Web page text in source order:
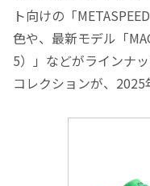
ト向けの「
色や、最新モデル「
5）」などがラインナ
コレクションが、2025